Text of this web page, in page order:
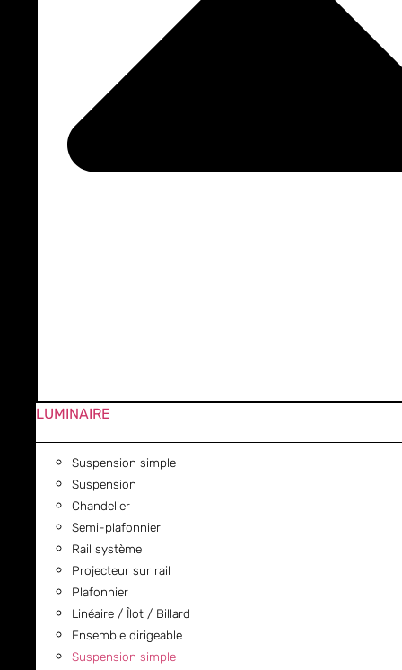
LUMINAIRE
Suspension simple
Suspension
Chandelier
Semi-plafonnier
Rail système
Projecteur sur rail
Plafonnier
Linéaire / Îlot / Billard
Ensemble dirigeable
Suspension simple